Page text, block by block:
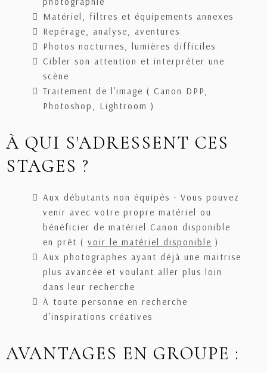
Matériel, filtres et équipements annexes
Repérage, analyse, aventures
Photos nocturnes, lumières difficiles
Cibler son attention et interpréter une
scène
Traitement de l'image ( Canon DPP,
Photoshop, Lightroom )
À QUI S'ADRESSENT CES
STAGES ?
Aux débutants non équipés - Vous pouvez
venir avec votre propre matériel ou
bénéficier de matériel Canon disponible
en prêt ( voir le matériel disponible )
Aux photographes ayant déjà une maitrise
plus avancée et voulant aller plus loin
dans leur recherche
À toute personne en recherche
d'inspirations créatives
AVANTAGES EN GROUPE :